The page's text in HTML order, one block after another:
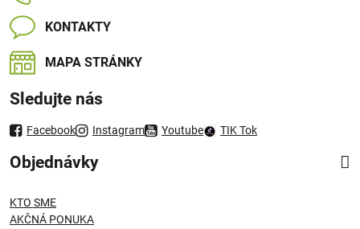
KONTAKTY
MAPA STRÁNKY
Sledujte nás
Facebook Instagram Youtube TIK Tok
Objednávky
KTO SME
AKČNÁ PONUKA